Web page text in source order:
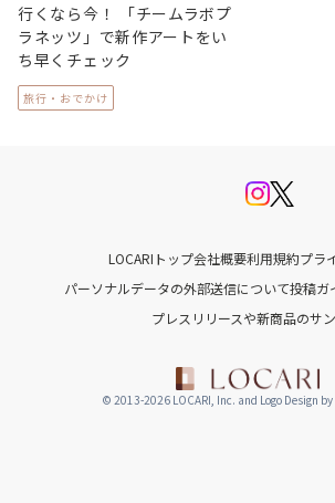
行くなら今！ 「チームラボプ
ラネッツ」で新作アートをい
ち早くチェック
旅行・おでかけ
LOCARIトップ会社概要利用規約プラ
パーソナルデータの外部送信について投稿ガ
プレスリリースや新商品のサ
© 2013-2026 LOCARI, Inc. and Logo Design